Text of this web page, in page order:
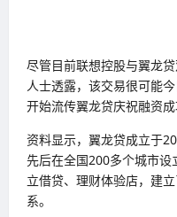
尽管目前联想控股与翼龙
人士透露，该交易很可能
开始流传翼龙贷庆祝融资成
资料显示，翼龙贷成立于
先后在全国200多个城市
立借贷、理财体验店，建
系。